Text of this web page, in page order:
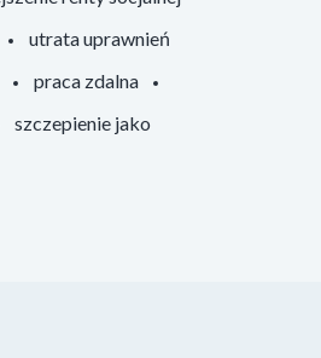
utrata uprawnień
praca zdalna
szczepienie jako